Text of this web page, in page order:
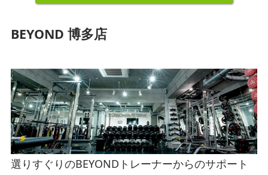
BEYOND 博多店
選りすぐりのBEYONDトレーナーからのサポート